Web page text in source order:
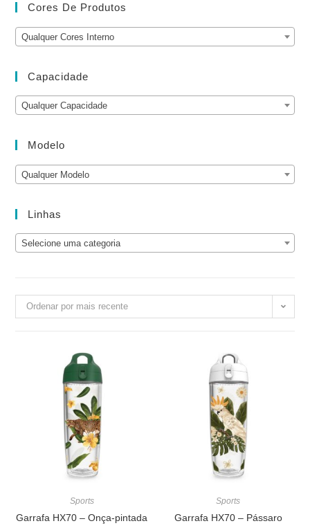
Cores De Produtos
Qualquer Cores Interno
Capacidade
Qualquer Capacidade
Modelo
Qualquer Modelo
Linhas
Selecione uma categoria
Ordenar por mais recente
Sports
Garrafa HX70 – Onça-pintada
Sports
Garrafa HX70 – Pássaro